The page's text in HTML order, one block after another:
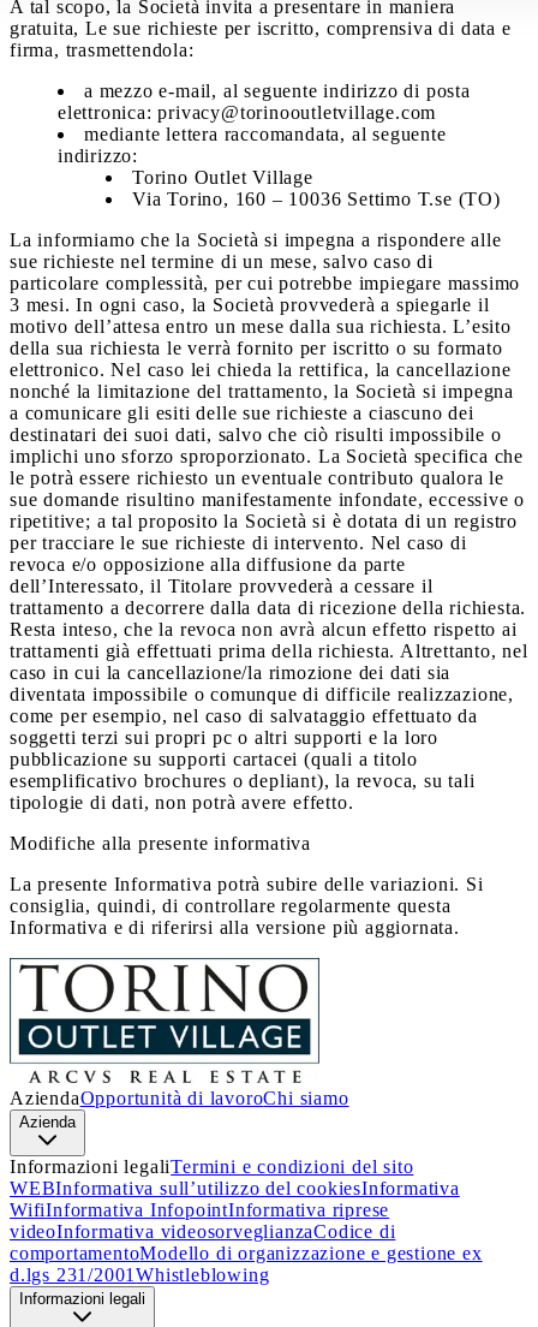
A tal scopo, la Società invita a presentare in maniera
gratuita, Le sue richieste per iscritto, comprensiva di data e
firma, trasmettendola:
a mezzo e-mail, al seguente indirizzo di posta
elettronica: privacy@torinooutletvillage.com
mediante lettera raccomandata, al seguente
indirizzo:
Torino Outlet Village
Via Torino, 160 – 10036 Settimo T.se (TO)
La informiamo che la Società si impegna a rispondere alle
sue richieste nel termine di un mese, salvo caso di
particolare complessità, per cui potrebbe impiegare massimo
3 mesi. In ogni caso, la Società provvederà a spiegarle il
motivo dell’attesa entro un mese dalla sua richiesta. L’esito
della sua richiesta le verrà fornito per iscritto o su formato
elettronico. Nel caso lei chieda la rettifica, la cancellazione
nonché la limitazione del trattamento, la Società si impegna
a comunicare gli esiti delle sue richieste a ciascuno dei
destinatari dei suoi dati, salvo che ciò risulti impossibile o
implichi uno sforzo sproporzionato. La Società specifica che
le potrà essere richiesto un eventuale contributo qualora le
sue domande risultino manifestamente infondate, eccessive o
ripetitive; a tal proposito la Società si è dotata di un registro
per tracciare le sue richieste di intervento. Nel caso di
revoca e/o opposizione alla diffusione da parte
dell’Interessato, il Titolare provvederà a cessare il
trattamento a decorrere dalla data di ricezione della richiesta.
Resta inteso, che la revoca non avrà alcun effetto rispetto ai
trattamenti già effettuati prima della richiesta. Altrettanto, nel
caso in cui la cancellazione/la rimozione dei dati sia
diventata impossibile o comunque di difficile realizzazione,
come per esempio, nel caso di salvataggio effettuato da
soggetti terzi sui propri pc o altri supporti e la loro
pubblicazione su supporti cartacei (quali a titolo
esemplificativo brochures o depliant), la revoca, su tali
tipologie di dati, non potrà avere effetto.
Modifiche alla presente informativa
La presente Informativa potrà subire delle variazioni. Si
consiglia, quindi, di controllare regolarmente questa
Informativa e di riferirsi alla versione più aggiornata.
AziendaOpportunità di lavoroChi siamo
Azienda
Informazioni legaliTermini e condizioni del sito
WEBInformativa sull’utilizzo del cookiesInformativa
WifiInformativa InfopointInformativa riprese
videoInformativa videosorveglianzaCodice di
comportamentoModello di organizzazione e gestione ex
d.lgs 231/2001Whistleblowing
Informazioni legali